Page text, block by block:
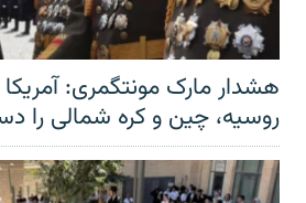
هشدار مارک مونتگمری: آمریکا
روسیه، چین و کره شمالی را